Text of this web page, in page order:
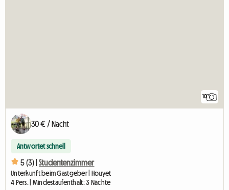
10
30 € / Nacht
Antwortet schnell
5 (3) | Studentenzimmer
Unterkunft beim Gastgeber | Houyet
4 Pers. | Mindestaufenthalt: 3 Nächte